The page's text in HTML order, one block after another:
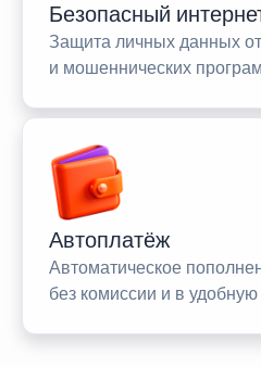
Безопасный
Защита личных данных от
и мошеннических
Автоплатёж
Автоматическое
без комиссии и в удобную